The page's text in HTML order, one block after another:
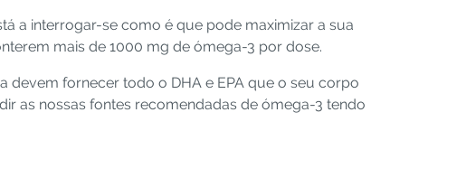
a interrogar-se como é que pode maximizar a sua
mais de 1000 mg de ómega-3 por dose.
devem fornecer todo o DHA e EPA que o seu corpo
as nossas fontes recomendadas de ómega-3 tendo